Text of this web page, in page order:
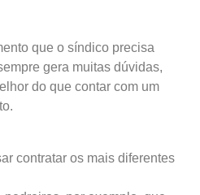
que o síndico precisa
gera muitas dúvidas,
do que contar com um
contratar os mais diferentes